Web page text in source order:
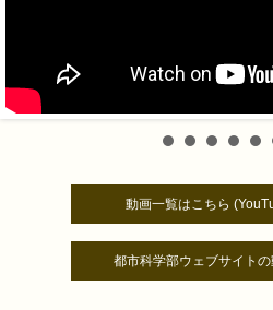
動画一覧はこちら
都市科学部ウェブサイト